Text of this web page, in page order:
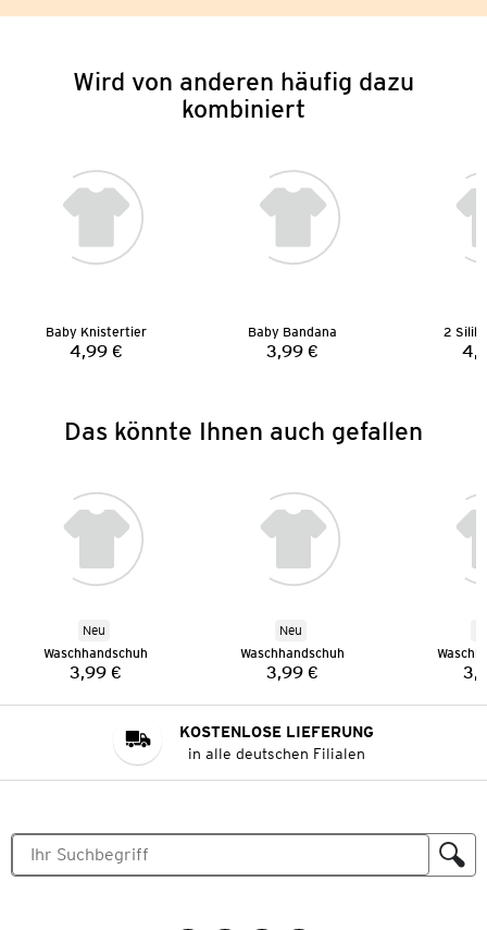
Wird von anderen häufig dazu
kombiniert
Baby Knistertier
Preis:
4,99 €
Baby Bandana
Preis:
3,99 €
2
Das könnte Ihnen auch gefallen
Neu
Waschhandschuh
Preis:
3,99 €
Neu
Waschhandschuh
Preis:
3,99 €
KOSTENLOSE LIEFERUNG
in alle deutschen Filialen